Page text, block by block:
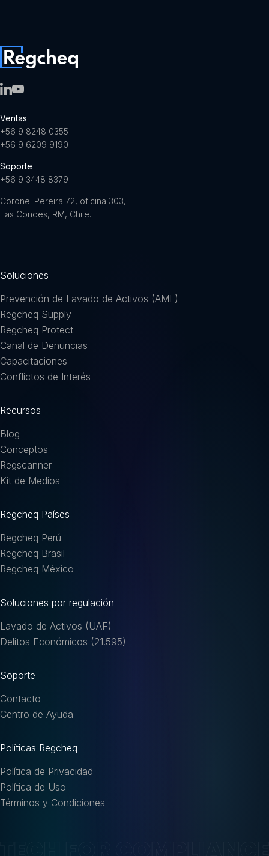
Ventas
+56 9 8248 0355
+56 9 6209 9190
Soporte
+56 9 3448 8379
Coronel Pereira 72, oficina 303,
Las Condes, RM, Chile.
Soluciones
Prevención de Lavado de Activos (AML)
Regcheq Supply
Regcheq Protect
Canal de Denuncias
Capacitaciones
Conflictos de Interés
Recursos
Blog
Conceptos
Regscanner
Kit de Medios
Regcheq Países
Regcheq Perú
Regcheq Brasil
Regcheq México
Soluciones por regulación
Lavado de Activos (UAF)
Delitos Económicos (21.595)
Soporte
Contacto
Centro de Ayuda
Políticas Regcheq
Política de Privacidad
Política de Uso
Términos y Condiciones